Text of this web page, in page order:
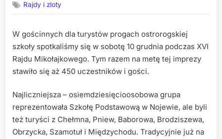
Rajdy i zloty
W gościnnych dla turystów progach ostrorogskiej
szkoły spotkaliśmy się w sobotę 10 grudnia podczas XVI
Rajdu Mikołajkowego. Tym razem na metę tej imprezy
stawiło się aż 450 uczestników i gości.
Najliczniejsza – osiemdziesięcioosobowa grupa
reprezentowała Szkołę Podstawową w Nojewie, ale byli
też turyści z Chełmna, Pniew, Baborowa, Brodziszewa,
Obrzycka, Szamotuł i Międzychodu. Tradycyjnie już na